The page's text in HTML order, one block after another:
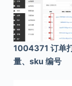
1004371 订单
量、sku 编号